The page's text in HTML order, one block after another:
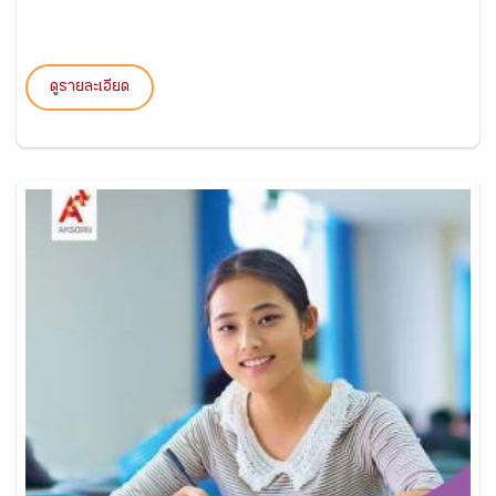
ดูรายละเอียด